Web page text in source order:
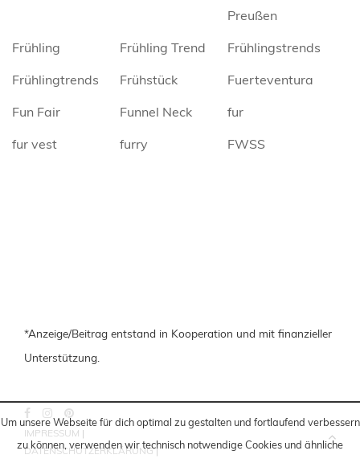
Um unsere Webseite für dich optimal zu gestalten und fortlaufend verbessern
zu können, verwenden wir technisch notwendige Cookies und ähnliche
Preußen
Frühling
Frühling Trend
Frühlingstrends
Frühlingtrends
Frühstück
Fuerteventura
Fun Fair
Funnel Neck
fur
fur vest
furry FWSS
*Anzeige/Beitrag entstand in Kooperation und mit finanzieller
Unterstützung.
IMPRESSUM |
DATENSCHUTZERKLÄRUNG|